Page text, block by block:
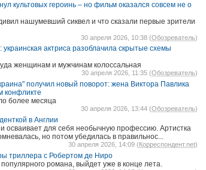
культовых героинь – но фильм оказался совсем не о
нашумевший сиквел и что сказали первые зрители
30 апреля 2026, 10:38 (Обозреватель)
актриса разоблачила скрытые схемы
женщинам и мужчинам колоссальная
30 апреля 2026, 11:35 (Обозреватель)
получил новый поворот: жена Виктора Павлика
конфликте
более месяца
30 апреля 2026, 13:44 (Обозреватель)
в Англии
и осваивает для себя необычную профессию. Артистка
но потом убедилась в правильнос...
30 апреля 2026, 14:09 (Корреспондент.net)
триллера с Робертом де Ниро
романа, выйдет уже в конце лета.